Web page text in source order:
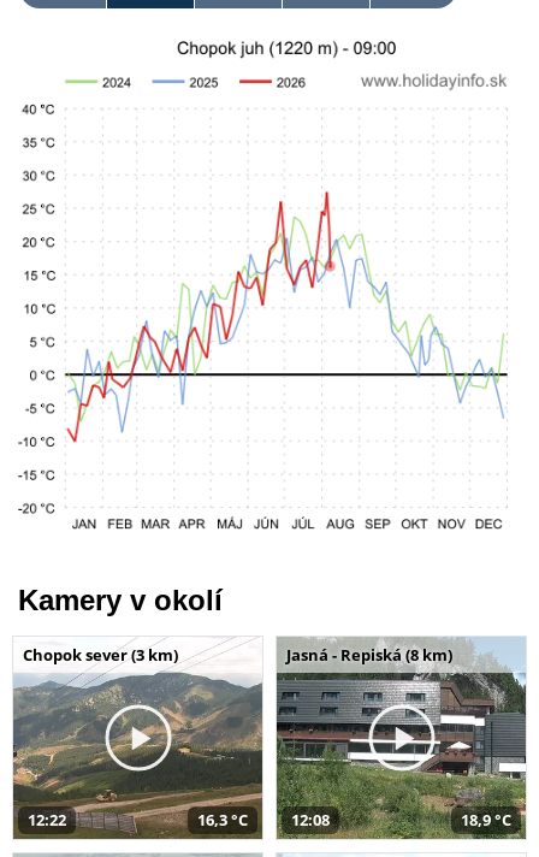
Kamery v okolí
Chopok sever (3 km)
12:22 16,3 °C
Jasná - Repiská (8 km)
12:08 18,9 °C